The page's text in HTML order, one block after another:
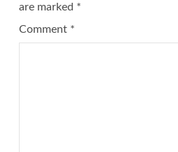
are marked *
Comment *